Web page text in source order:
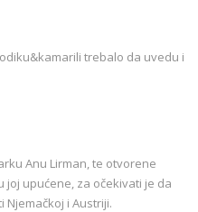
trebalo da uvedu i
Anu Lirman, te otvorene
joj upućene, za očekivati je da
Njemačkoj i Austriji.